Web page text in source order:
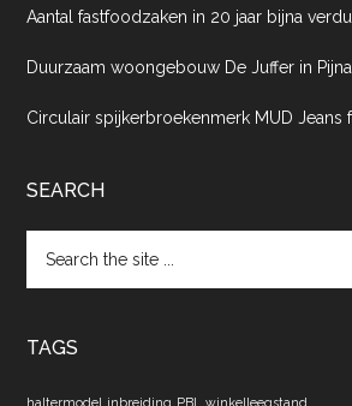
Aantal fastfoodzaken in 20 jaar bijna
Duurzaam woongebouw De Juffer in
Circulair spijkerbroekenmerk MUD Jeans
SEARCH
the
TAGS
haltermodel inbreiding PBL winkelleegstand